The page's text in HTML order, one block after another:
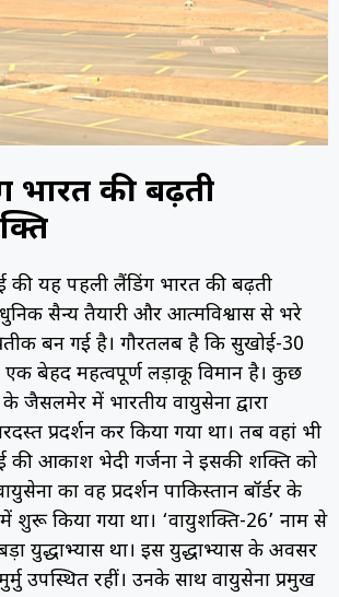
भारत की बढ़ती
यह पहली लैंडिंग भारत की बढ़ती
सैन्य तैयारी और आत्मविश्वास से भरे
बन गई है। गौरतलब है कि सुखोई-30
बेहद महत्वपूर्ण लड़ाकू विमान है। कुछ
जैसलमेर में भारतीय वायुसेना द्वारा
प्रदर्शन कर किया गया था। तब वहां भी
आकाश भेदी गर्जना ने इसकी शक्ति को
का वह प्रदर्शन पाकिस्तान बॉर्डर के
किया गया था। ‘वायुशक्ति-26’ नाम से
युद्धाभ्यास था। इस युद्धाभ्यास के अवसर
मुर्मु उपस्थित रहीं। उनके साथ वायुसेना प्रमुख